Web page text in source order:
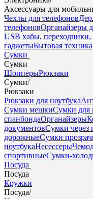
Аксессуары для
Чехлы для телефонов
телефоновОрганайзеры
USB хабы, переходники,
гаджетыБытовая техника
Сумки
Сумки
ШопперыРюкзаки
Сумки/
Рюкзаки
Рюкзаки для ноутбука
Сумки мешкиСумки для
спанбондаОрганайзеры
документовСумки через
дорожныеСумки
ноутбукаНесессеры
спортивныеСумки-
Посуда
Посуда
Кружки
Посуда/